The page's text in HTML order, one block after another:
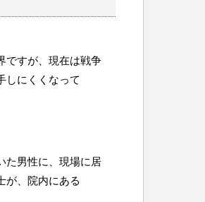
ですが、現在は戦争
しにくくなって
た男性に、現場に居
が、院内にある